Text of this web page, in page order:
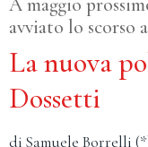
avviato lo scorso
La nuova
Dossetti
di Samuele Borrelli